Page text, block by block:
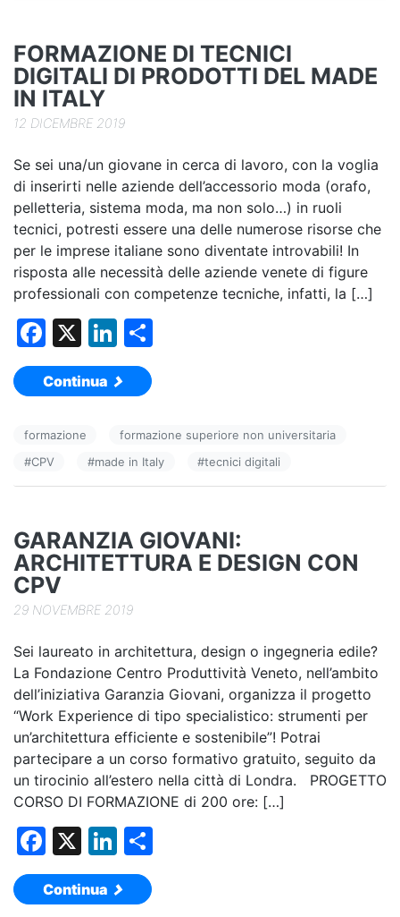
k
FORMAZIONE DI TECNICI
DIGITALI DI PRODOTTI DEL MADE
IN ITALY
12 DICEMBRE 2019
Se sei una/un giovane in cerca di lavoro, con la voglia
di inserirti nelle aziende dell’accessorio moda (orafo,
pelletteria, sistema moda, ma non solo…) in ruoli
tecnici, potresti essere una delle numerose risorse che
per le imprese italiane sono diventate introvabili! In
risposta alle necessità delle aziende venete di figure
professionali con competenze tecniche, infatti, la […]
F
a
c
b
o
k
X
Li
n
k
dI
n
vi
di
Continua
formazione
formazione superiore non universitaria
#CPV #made in Italy #tecnici digitali
GARANZIA GIOVANI:
ARCHITETTURA E DESIGN CON
CPV
29 NOVEMBRE 2019
Sei laureato in architettura, design o ingegneria edile?
La Fondazione Centro Produttività Veneto, nell’ambito
dell’iniziativa Garanzia Giovani, organizza il progetto
“Work Experience di tipo specialistico: strumenti per
un’architettura efficiente e sostenibile”! Potrai
partecipare a un corso formativo gratuito, seguito da
un tirocinio all’estero nella città di Londra. PROGETTO
CORSO DI FORMAZIONE di 200 ore: […]
F
a
c
X
Li
n
k
Continua